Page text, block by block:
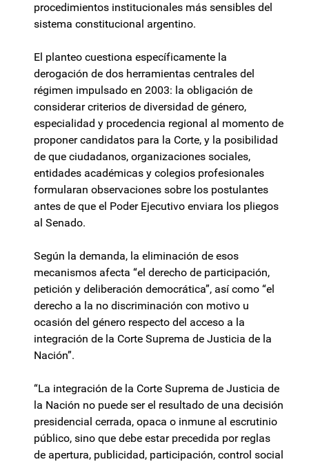
procedimientos institucionales más sensibles del
sistema constitucional argentino.
El planteo cuestiona específicamente la
derogación de dos herramientas centrales del
régimen impulsado en 2003: la obligación de
considerar criterios de diversidad de género,
especialidad y procedencia regional al momento de
proponer candidatos para la Corte, y la posibilidad
de que ciudadanos, organizaciones sociales,
entidades académicas y colegios profesionales
formularan observaciones sobre los postulantes
antes de que el Poder Ejecutivo enviara los pliegos
al Senado.
Según la demanda, la eliminación de esos
mecanismos afecta “el derecho de participación,
petición y deliberación democrática”, así como “el
derecho a la no discriminación con motivo u
ocasión del género respecto del acceso a la
integración de la Corte Suprema de Justicia de la
Nación”.
“La integración de la Corte Suprema de Justicia de
la Nación no puede ser el resultado de una decisión
presidencial cerrada, opaca o inmune al escrutinio
público, sino que debe estar precedida por reglas
de apertura, publicidad, participación, control social